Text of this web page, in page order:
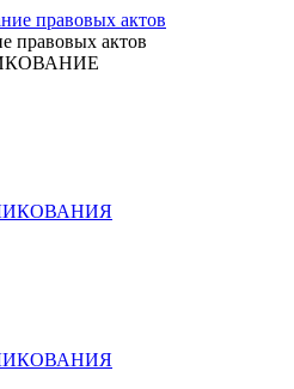
правовых актов